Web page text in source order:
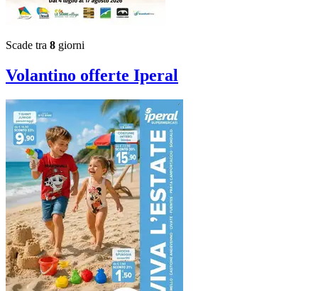
Scade tra 8 giorni
Volantino offerte Iperal